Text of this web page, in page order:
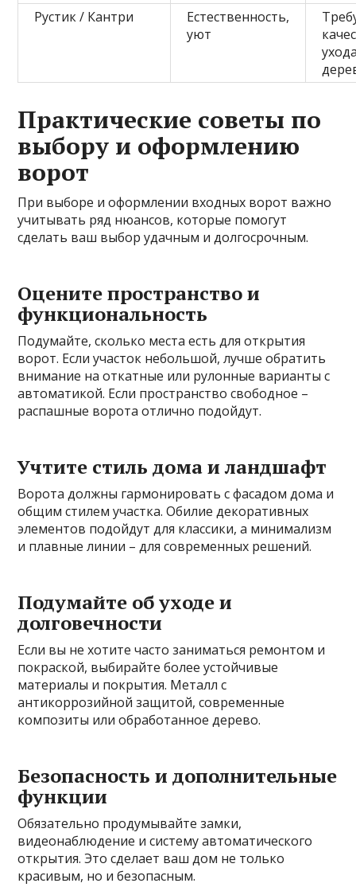
Рустик / Кантри
Естественность,
уют
Практические советы по
выбору и оформлению
ворот
При выборе и оформлении входных ворот важно
учитывать ряд нюансов, которые помогут
сделать ваш выбор удачным и долгосрочным.
Оцените пространство и
функциональность
Подумайте, сколько места есть для открытия
ворот. Если участок небольшой, лучше обратить
внимание на откатные или рулонные варианты с
автоматикой. Если пространство свободное –
распашные ворота отлично подойдут.
Учтите стиль дома и ландшафт
Ворота должны гармонировать с фасадом дома и
общим стилем участка. Обилие декоративных
элементов подойдут для классики, а минимализм
и плавные линии – для современных решений.
Подумайте об уходе и
долговечности
Если вы не хотите часто заниматься ремонтом и
покраской, выбирайте более устойчивые
материалы и покрытия. Металл с
антикоррозийной защитой, современные
композиты или обработанное дерево.
Безопасность и дополнительные
функции
Обязательно продумывайте замки,
видеонаблюдение и систему автоматического
открытия. Это сделает ваш дом не только
красивым, но и безопасным.